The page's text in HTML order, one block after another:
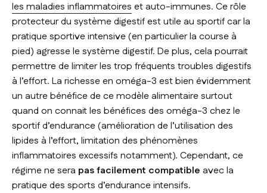
les maladies inflammatoires et auto-immunes. Ce rôle
protecteur du système digestif est utile au sportif car la
pratique sportive intensive (en particulier la course à
pied) agresse le système digestif. De plus, cela pourrait
permettre de limiter les trop fréquents troubles digestifs
à l’effort. La richesse en oméga-3 est bien évidemment
un autre bénéfice de ce modèle alimentaire surtout
quand on connait les bénéfices des oméga-3 chez le
sportif d’endurance (amélioration de l’utilisation des
lipides à l’effort, limitation des phénomènes
inflammatoires excessifs notamment). Cependant, ce
régime ne sera pas facilement compatible avec la
pratique des sports d’endurance intensifs.